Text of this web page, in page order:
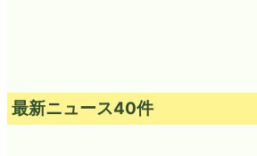
最新ニュース40件